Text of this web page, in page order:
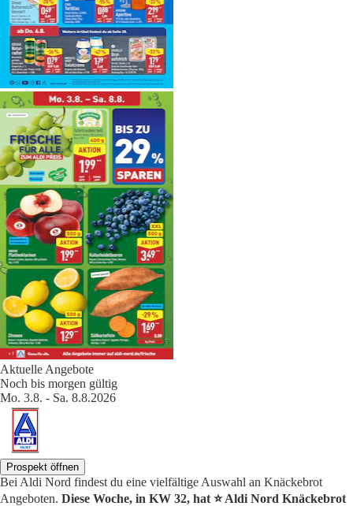
Aktuelle Angebote
Noch bis morgen gültig
Mo. 3.8. - Sa. 8.8.2026
Prospekt öffnen
Bei Aldi Nord findest du eine vielfältige Auswahl an Knäckebrot
Angeboten. Diese Woche, in KW 32, hat ⭐️ Aldi Nord Knäckebrot